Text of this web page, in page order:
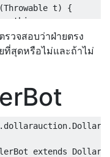
(Throwable t)
{
nothing.
วจสอบว่าฝ่ายตรง
ที่สุดหรือไม่และถ้าไม่
. dollarauction.
extends